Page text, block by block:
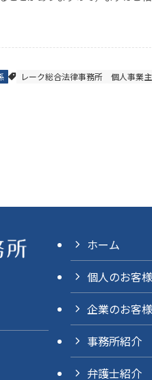
レーク総合法律事務所 個人事業主
ホーム
個人のお客様
企業のお客様
事務所紹介
弁護士紹介